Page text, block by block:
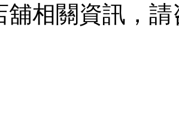
舖相關資訊，